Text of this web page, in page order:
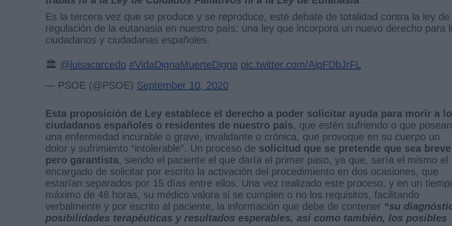
Es la tercera vez que se produce y se reproduce, este debate de totalidad contra la ley de
regulación de la eutanasia en nuestro país: una ley que incorpora un nuevo derecho para
ciudadanos y ciudadanas españoles.
🏛️ @luisacarcedo #VidaDignaMuerteDigna pic.twitter.com/AipFDbJrFL
— PSOE (@PSOE) September 10, 2020
Esta proposición de Ley establece el derecho a poder solicitar ayuda para morir a
ciudadanos españoles o residentes de nuestro país, que estén sufriendo o que posean
una enfermedad incurable o grave, invalidante o crónica, que provoque en su cuerpo un
dolor y sufrimiento “intolerable”. Un proceso de solicitud que se pretende que sea breve
pero garantista, siendo el paciente el que daría el primer paso, ya que, sería el mismo el
encargado de solicitar por escrito la activación del procedimiento en dos ocasiones, que
estarían separados por 15 días entre ellos. Una vez realizado este proceso, y en un
máximo de 48 horas, su médico valora si se cumplen o no los requisitos, facilitando
verbalmente y por escrito al paciente, la información que debe de contener “su
posibilidades terapéuticas y resultados esperables, así como también, los posibles